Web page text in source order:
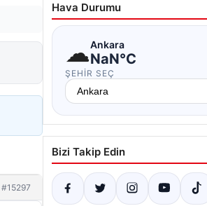
#15297
Hava Durumu
☁Ankara
NaN°C
ŞEHIR SEÇ
Bizi Takip Edin